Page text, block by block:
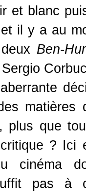
et blanc
il y a au
Ben-Hur
matières
plus que
? Ici
cinéma
pas à